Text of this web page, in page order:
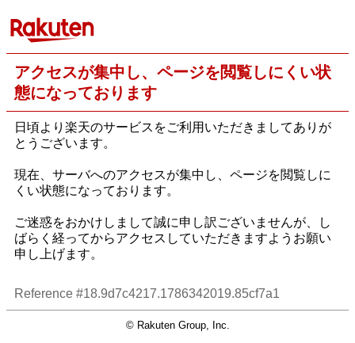
アクセスが集中し、ページを閲覧しにくい状
態になっております
日頃より楽天のサービスをご利用いただきましてありが
とうございます。
現在、サーバへのアクセスが集中し、ページを閲覧しに
くい状態になっております。
ご迷惑をおかけしまして誠に申し訳ございませんが、し
ばらく経ってからアクセスしていただきますようお願い
申し上げます。
Reference #18.9d7c4217.1786342019.85cf7a1
© Rakuten Group, Inc.